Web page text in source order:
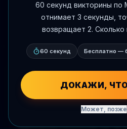
Автор: Oscar Nascimento
Мухаммад Мокаев не
события Роузи против
запланированном на
60 секунд викторины по
отнимает 3 секунды,
возвращает 2.
60 секунд Бесплатно —
ДОКАЖИ, ЧТО
Может, позже